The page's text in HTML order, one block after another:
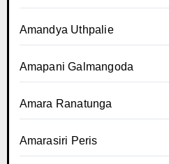
Amandya Uthpalie
Amapani Galmangoda
Amara Ranatunga
Amarasiri Peris